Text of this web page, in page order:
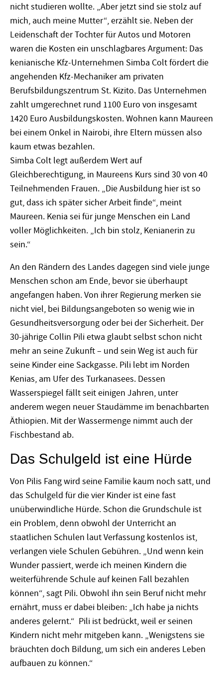
nicht studieren wollte. „Aber jetzt sind sie stolz auf
mich, auch meine Mutter“, erzählt sie. Neben der
Leidenschaft der Tochter für Autos und Motoren
waren die Kosten ein unschlagbares Argument: Das
kenianische Kfz-Unternehmen Simba Colt fördert die
angehenden Kfz-Mechaniker am privaten
Berufsbildungszentrum St. Kizito. Das Unternehmen
zahlt umgerechnet rund 1100 Euro von insgesamt
1420 Euro Ausbildungskosten. Wohnen kann Maureen
bei einem Onkel in Nairobi, ihre Eltern müssen also
kaum etwas bezahlen.
Simba Colt legt außerdem Wert auf
Gleichberechtigung, in Maureens Kurs sind 30 von 40
Teilnehmenden Frauen. „Die Ausbildung hier ist so
gut, dass ich später sicher Arbeit finde“, meint
Maureen. Kenia sei für junge Menschen ein Land
voller Möglichkeiten. „Ich bin stolz, Kenianerin zu
sein.“
An den Rändern des Landes dagegen sind viele junge
Menschen schon am Ende, bevor sie überhaupt
angefangen haben. Von ihrer Regierung merken sie
nicht viel, bei Bildungsangeboten so wenig wie in
Gesundheitsversorgung oder bei der Sicherheit. Der
30-jährige Collin Pili etwa glaubt selbst schon nicht
mehr an seine Zukunft – und sein Weg ist auch für
seine Kinder eine Sackgasse. Pili lebt im Norden
Kenias, am Ufer des Turkanasees. Dessen
Wasserspiegel fällt seit einigen Jahren, unter
anderem wegen neuer Staudämme im benachbarten
Äthiopien. Mit der Wassermenge nimmt auch der
Fischbestand ab.
Das Schulgeld ist eine Hürde
Von Pilis Fang wird seine Familie kaum noch satt, und
das Schulgeld für die vier Kinder ist eine fast
unüberwindliche Hürde. Schon die Grundschule ist
ein Problem, denn obwohl der Unterricht an
staatlichen Schulen laut Verfassung kostenlos ist,
verlangen viele Schulen Gebühren. „Und wenn kein
Wunder passiert, werde ich meinen Kindern die
weiterführende Schule auf keinen Fall bezahlen
können“, sagt Pili. Obwohl ihn sein Beruf nicht mehr
ernährt, muss er dabei bleiben: „Ich habe ja nichts
anderes gelernt.“ Pili ist bedrückt, weil er seinen
Kindern nicht mehr mitgeben kann. „Wenigstens sie
bräuchten doch Bildung, um sich ein anderes Leben
aufbauen zu können.“